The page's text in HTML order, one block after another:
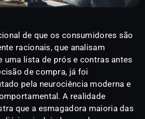
de que os consumidores são
racionais, que analisam
uma lista de prós e contras antes
de compra, já foi
pela neurociência moderna e
A realidade
que a esmagadora maioria das